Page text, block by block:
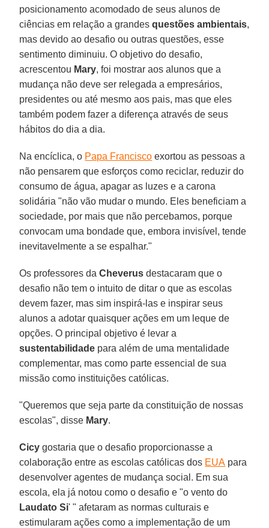
posicionamento acomodado de seus alunos de
ciências em relação a grandesquestões ambientais,
mas devido ao desafio ou outras questões, esse
sentimento diminuiu. O objetivo do desafio,
acrescentou Mary, foi mostrar aos alunos que a
mudança não deve ser relegada a empresários,
presidentes ou até mesmo aos pais, mas que eles
também podem fazer a diferença através de seus
hábitos do dia a dia.
Na encíclica, o Papa Francisco exortou as pessoas a
não pensarem que esforços como reciclar, reduzir do
consumo de água, apagar as luzes e a carona
solidária "não vão mudar o mundo. Eles beneficiam a
sociedade, por mais que não percebamos, porque
convocam uma bondade que, embora invisível, tende
inevitavelmente a se espalhar."
Os professores daCheverus destacaram que o
desafio não tem o intuito de ditar o que as escolas
devem fazer, mas sim inspirá-las e inspirar seus
alunos a adotar quaisquer ações em um leque de
opções. O principal objetivo é levar a
sustentabilidade para além de uma mentalidade
complementar, mas como parte essencial de sua
missão como instituições católicas.
"Queremos que seja parte da constituição de nossas
escolas", disse Mary.
Cicy gostaria que o desafio proporcionasse a
colaboração entre as escolas católicas dos EUA para
desenvolver agentes de mudança social. Em sua
escola, ela já notou como o desafio e "o vento do
Laudato Si' " afetaram as normas culturais e
estimularam ações como a implementação de um